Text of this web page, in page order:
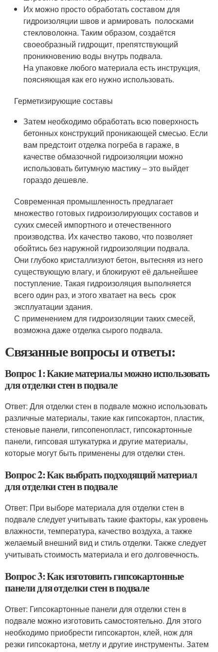
Их можно просто обработать составом для
гидроизоляции швов и армировать полосками
стекловолокна. Таким образом, создаётся
своеобразный гидрощит, препятствующий
проникновению воды внутрь подвала.
На упаковке любого материала есть инструкция,
поясняющая как его нужно использовать.
Герметизирующие составы
Затем необходимо обработать всю поверхность
бетонных конструкций проникающей смесью. Если
вам предстоит отделка погреба в гараже, в
качестве обмазочной гидроизоляции можно
использовать битумную мастику – это выйдет
гораздо дешевле.
Современная промышленность предлагает
множество готовых гидроизолирующих составов и
сухих смесей импортного и отечественного
производства. Их качество таково, что позволяет
обойтись без наружной гидроизоляции подвала.
Они глубоко кристаллизуют бетон, вытесняя из него
существующую влагу, и блокируют её дальнейшее
поступление. Такая гидроизоляция выполняется
всего один раз, и этого хватает на весь срок
эксплуатации здания.
С применением для гидроизоляции таких смесей,
возможна даже отделка сырого подвала.
Связанные вопросы и ответы:
Вопрос 1: Какие материалы можно использовать
для отделки стен в подвале
Ответ: Для отделки стен в подвале можно использовать
различные материалы, такие как гипсокартон, пластик,
стеновые панели, гипсопенопласт, гипсокартонные
панели, гипсовая штукатурка и другие материалы,
которые могут быть применены для отделки стен.
Вопрос 2: Как выбрать подходящий материал
для отделки стен в подвале
Ответ: При выборе материала для отделки стен в
подвале следует учитывать такие факторы, как уровень
влажности, температура, качество воздуха, а также
желаемый внешний вид и стиль отделки. Также следует
учитывать стоимость материала и его долговечность.
Вопрос 3: Как изготовить гипсокартонные
панели для отделки стен в подвале
Ответ: Гипсокартонные панели для отделки стен в
подвале можно изготовить самостоятельно. Для этого
необходимо приобрести гипсокартон, клей, нож для
резки гипсокартона, метлу и другие инструменты. Затем